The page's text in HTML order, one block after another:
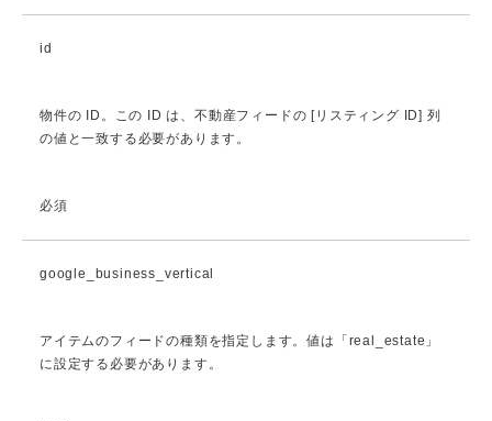
id
物件の ID。この ID は、不動産フィードの [リスティング ID] 列
の値と一致する必要があります。
必須
google_business_vertical
アイテムのフィードの種類を指定します。値は「real_estate」
に設定する必要があります。